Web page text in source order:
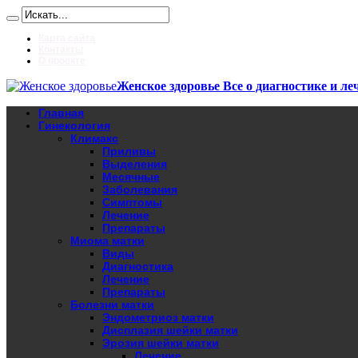
Женское здоровье Все о диагностике и
Главная
Гинекология
Климакс
Приливы
Выделения
Месячные
Заболевания
Симптомы
Лечение
Препараты
Миома матки
Виды
Диагностика
Лечение
Препараты
Болезни матки
Эндометриоз матки
Дисплазия шейки матки
Эрозия шейки матки